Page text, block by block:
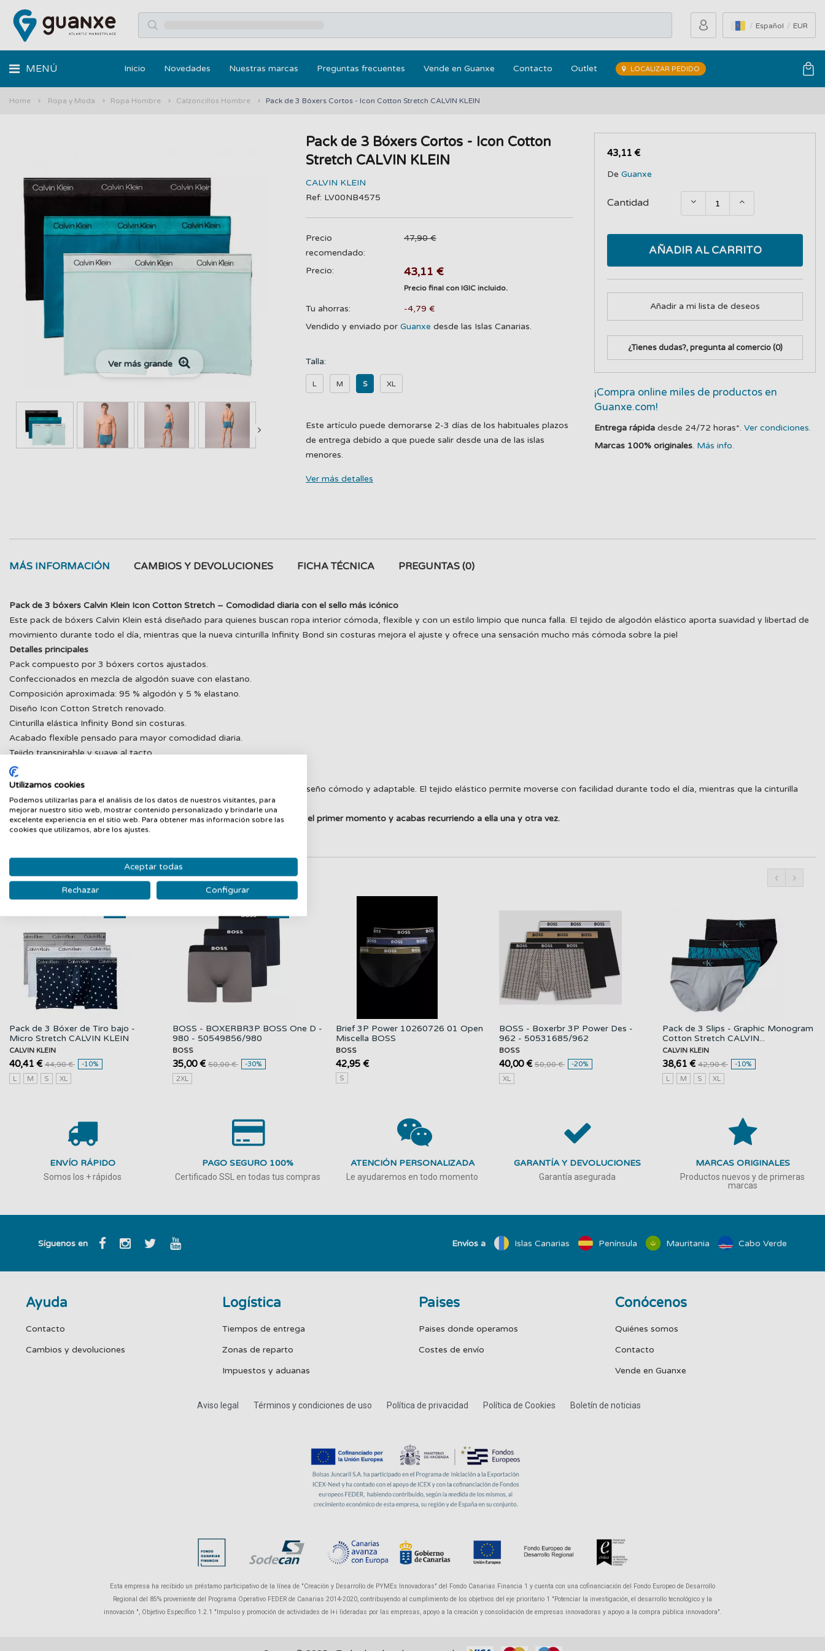
Español EUR
MENÚ Inicio Novedades Nuestras marcas Preguntas frecuentes Vende en Guanxe Contacto Outlet LOCALIZAR PEDIDO
Home Ropa y Moda Ropa Hombre Calzoncillos Hombre Pack de 3 Bóxers Cortos - Icon Cotton Stretch CALVIN KLEIN
Ver más grande
Pack de 3 Bóxers Cortos - Icon Cotton
Stretch CALVIN KLEIN
CALVIN KLEIN
Ref: LV00NB4575
Precio
recomendado:
47,90 €
Precio: 43,11 €
Precio final con IGIC incluido.
Tu ahorras:
-4,79 €
Vendido y enviado por Guanxe desde las Islas Canarias.
Talla:
L M S XL
Este artículo puede demorarse 2-3 días de los habituales plazos
de entrega debido a que puede salir desde una de las islas
menores.
Ver más detalles
43,11 €
DeGuanxe
Cantidad
AÑADIR AL CARRITO
Añadir a mi lista de deseos
¿Tienes dudas?, pregunta al comercio(0)
¡Compra online miles de productos en
Guanxe.com!
Entrega rápida desde 24/72 horas*.Ver condiciones.
Marcas 100% originales. Más info.
MÁS INFORMACIÓN CAMBIOS Y DEVOLUCIONES FICHA TÉCNICA PREGUNTAS (0)
Pack de 3 bóxers Calvin Klein Icon Cotton Stretch – Comodidad diaria con el sello más icónico
Este pack de bóxers Calvin Klein está diseñado para quienes buscan ropa interior cómoda, flexible y con un estilo limpio que nunca falla. El tejido de algodón elástico aporta suavidad y libertad de
movimiento durante todo el día, mientras que la nueva cinturilla Infinity Bond sin costuras mejora el ajuste y ofrece una sensación mucho más cómoda sobre la piel
Detalles principales
Pack compuesto por 3 bóxers cortos ajustados.
Confeccionados en mezcla de algodón suave con elastano.
Composición aproximada: 95 % algodón y 5 % elastano.
Diseño Icon Cotton Stretch renovado.
Cinturilla elástica Infinity Bond sin costuras.
Acabado flexible pensado para mayor comodidad diaria.
Tejido transpirable y suave al tacto.
LV00NB4575
Funcionan perfectamente bajo cualquier tipo de pantalón gracias a su diseño cómodo y adaptable. El tejido elástico permite moverse con facilidad durante todo el día, mientras que la cinturilla
suave evita marcas y aporta una sensación mucho más agradable
Porque cuando una prenda básica realmente es cómoda, se nota desde el primer momento y acabas recurriendo a ella una y otra vez.
PRODUCTOS RELACIONADOS ‹ ›
Pack de 3 Bóxer de Tiro bajo -
Micro Stretch CALVIN KLEIN
CALVIN KLEIN
40,41 € 44,90 €
-10%
L
M S XL
BOSS - BOXERBR3P BOSS One D -
980 - 50549856/980
BOSS
35,00 € 50,00 €
-30%
2XL
Brief 3P Power 10260726 01 Open
Miscella BOSS
BOSS
42,95 €
S
BOSS - Boxerbr 3P Power Des -
962 - 50531685/962
BOSS
40,00 € 50,00 €
-20%
XL
Pack de 3 Slips - Graphic Monogram
Cotton Stretch CALVIN...
CALVIN KLEIN
38,61 € 42,90 €
-10%
L
M S XL
ENVÍO RÁPIDO
Somos los + rápidos
PAGO SEGURO 100%
Certificado SSL en todas tus compras
ATENCIÓN PERSONALIZADA
Le ayudaremos en todo momento
GARANTÍA Y DEVOLUCIONES
Garantía asegurada
MARCAS ORIGINALES
Productos nuevos y de primeras
marcas
Síguenos en Envíos a Islas Canarias Península Mauritania Cabo Verde
Ayuda
Contacto
Cambios y devoluciones
Logística
Tiempos de entrega
Zonas de reparto
Impuestos y aduanas
Paises
Paises donde operamos
Costes de envío
Conócenos
Quiénes somos
Contacto
Vende en Guanxe
Aviso legal Términos y condiciones de uso Política de privacidad Política de Cookies Boletín de noticias
Esta empresa ha recibido un préstamo participativo de la línea de "Creación y Desarrollo de PYMEs Innovadoras" del Fondo Canarias Financia 1 y cuenta con una cofinanciación del Fondo Europeo de Desarrollo
Regional del 85% proveniente del Programa Operativo FEDER de Canarias 2014-2020, contribuyendo al cumplimiento de los objetivos del eje prioritario 1 "Potenciar la investigación, el desarrollo tecnológico y la
innovación ", Objetivo Específico 1.2.1 "Impulso y promoción de actividades de I+i lideradas por las empresas, apoyo a la creación y consolidación de empresas innovadoras y apoyo a la compra pública innovadora".
Utilizamos cookies
Podemos utilizarlas para el análisis de los datos de nuestros visitantes, para
mejorar nuestro sitio web, mostrar contenido personalizado y brindarle una
excelente experiencia en el sitio web. Para obtener más información sobre las
cookies que utilizamos, abre los ajustes.
Aceptar todas
Rechazar Configurar